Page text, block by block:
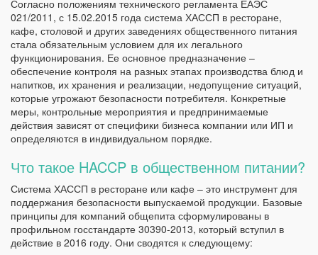
Согласно положениям технического регламента ЕАЭС
021/2011, с 15.02.2015 года система ХАССП в ресторане,
кафе, столовой и других заведениях общественного питания
стала обязательным условием для их легального
функционирования. Ее основное предназначение –
обеспечение контроля на разных этапах производства блюд и
напитков, их хранения и реализации, недопущение ситуаций,
которые угрожают безопасности потребителя. Конкретные
меры, контрольные мероприятия и предпринимаемые
действия зависят от специфики бизнеса компании или ИП и
определяются в индивидуальном порядке.
Что такое HACCP в общественном питании?
Система ХАССП в ресторане или кафе – это инструмент для
поддержания безопасности выпускаемой продукции. Базовые
принципы для компаний общепита сформулированы в
профильном госстандарте 30390-2013, который вступил в
действие в 2016 году. Они сводятся к следующему: